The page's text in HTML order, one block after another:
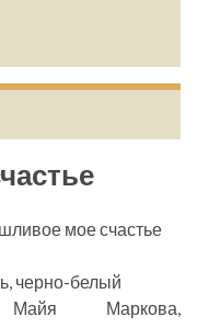
мое счастье
черно-белый
Маркова,